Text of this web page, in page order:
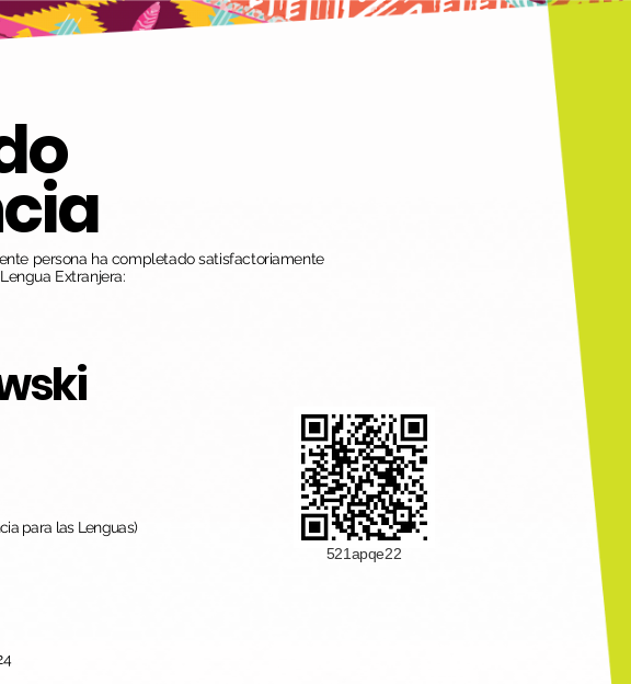
persona ha completado satisfactoriamente
Extranjera:
para las Lenguas)
521apqe22